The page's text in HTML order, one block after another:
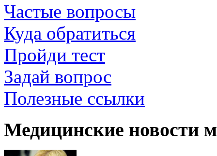
Частые вопросы
Куда обратиться
Пройди тест
Задай вопрос
Полезные ссылки
Медицинские новости